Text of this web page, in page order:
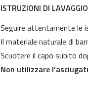
ISTRUZIONI DI LAVAGGIO
Seguire attentamente le
Il materiale naturale di
Scuotere il capo subito
Non utilizzare